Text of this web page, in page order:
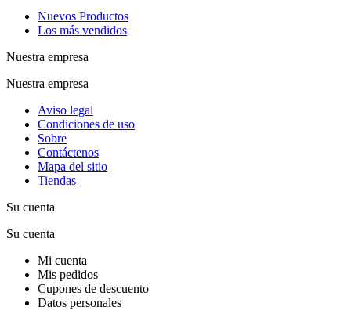
Nuevos Productos
Los más vendidos
Nuestra empresa
Nuestra empresa
Aviso legal
Condiciones de uso
Sobre
Contáctenos
Mapa del sitio
Tiendas
Su cuenta
Su cuenta
Mi cuenta
Mis pedidos
Cupones de descuento
Datos personales